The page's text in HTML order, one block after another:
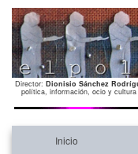
Director: Dionisio Sánchez
política, información, ocio y
Inicio